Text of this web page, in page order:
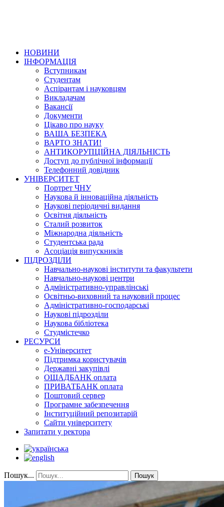
НОВИНИ
ІНФОРМАЦІЯ
Вступникам
Студентам
Аспірантам і науковцям
Викладачам
Вакансії
Документи
Цікаво про науку
ВАША БЕЗПЕКА
ВАРТО ЗНАТИ!
АНТИКОРУПЦІЙНА ДІЯЛЬНІСТЬ
Доступ до публічної інформації
Телефонний довідник
УНІВЕРСИТЕТ
Портрет ЧНУ
Наукова й інноваційна діяльність
Наукові періодичні видання
Освітня діяльність
Сталий розвиток
Міжнародна діяльність
Студентська рада
Асоціація випускників
ПІДРОЗДІЛИ
Навчально-наукові інститути та факультети
Навчально-наукові центри
Адміністративно-управлінські
Освітньо-виховний та науковий процес
Адміністративно-господарські
Наукові підрозділи
Наукова бібліотека
Студмістечко
РЕСУРСИ
е-Університет
Підтримка користувачів
Державні закупівлі
ОЩАДБАНК оплата
ПРИВАТБАНК оплата
Поштовий сервер
Програмне забезпечення
Інституційний репозитарій
Сайти університету
Запитати у ректора
Пошук... Пошук